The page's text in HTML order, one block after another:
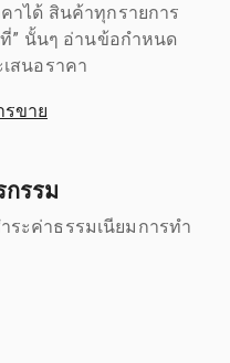
าได้ สินค้าทุกรายการ
” นั้นๆ อ่านข้อกำหนด
สนอราคา
ขาย
กรรม
ระค่าธรรมเนียมการทำ